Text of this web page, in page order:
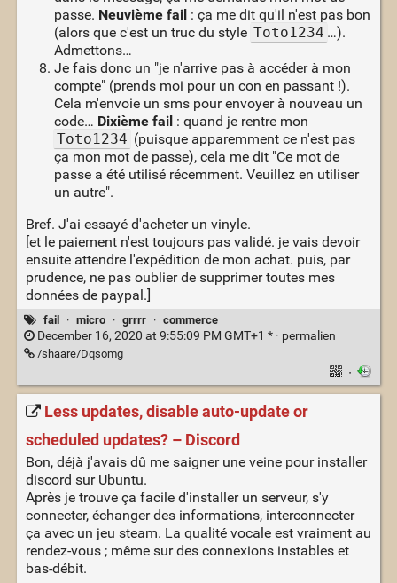
passe. Neuvième fail: ça me dit qu'il n'est pas bon
(alors que c'est un truc du style Toto1234 …).
Admettons…
Je fais donc un "je n'arrive pas à accéder à mon
compte" (prends moi pour un con en passant !).
Cela m'envoie un sms pour envoyer à nouveau un
code… Dixième fail: quand je rentre mon
Toto1234 (puisque apparemment ce n'est pas
ça mon mot de passe), cela me dit "Ce mot de
passe a été utilisé récemment. Veuillez en utiliser
un autre".
Bref. J'ai essayé d'acheter un vinyle.
[et le paiement n'est toujours pas validé. je vais devoir
ensuite attendre l'expédition de mon achat. puis, par
prudence, ne pas oublier de supprimer toutes mes
données de paypal.]
fail · micro · grrrr · commerce
December 16, 2020 at 9:55:09 PM GMT+1 * · permalien
/shaare/Dqsomg
·
Less updates, disable auto-update or
scheduled updates? – Discord
Bon, déjà j'avais dû me saigner une veine pour installer
discord sur Ubuntu.
Après je trouve ça facile d'installer un serveur, s'y
connecter, échanger des informations, interconnecter
ça avec un jeu steam. La qualité vocale est vraiment au
rendez-vous ; même sur des connexions instables et
bas-débit.